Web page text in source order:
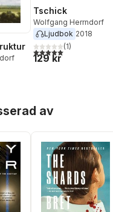
Tschick
Wolfgang Herrndorf
Ljudbok 2018
5,0utav 5 stjärnor.
(1)
129 kr
av